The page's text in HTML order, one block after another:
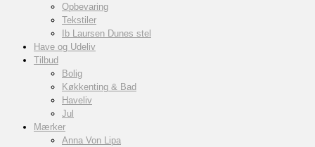
Opbevaring
Tekstiler
Ib Laursen Dunes stel
Have og Udeliv
Tilbud
Bolig
Køkkenting & Bad
Haveliv
Jul
Mærker
Anna Von Lipa